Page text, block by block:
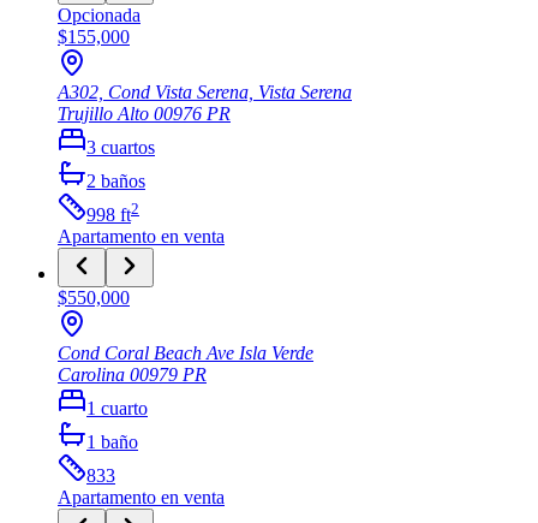
Opcionada
$155,000
A302, Cond Vista Serena, Vista Serena
Trujillo Alto 00976 PR
3 cuartos
2 baños
998 ft2
Apartamento en venta
$550,000
Cond Coral Beach Ave Isla Verde
Carolina 00979 PR
1 cuarto
1 baño
833
Apartamento en venta